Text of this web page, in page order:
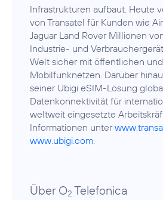
Infrastrukturen aufbaut. Heute
von Transatel für Kunden wie
Jaguar Land Rover Millionen
Industrie- und
Welt sicher mit öffentlichen
Mobilfunknetzen. Darüber
seiner Ubigi eSIM-Lösung
Datenkonnektivität für
weltweit eingesetzte
Informationen unter
www.ubigi.com.
Über O2 Telefonica